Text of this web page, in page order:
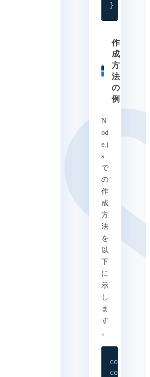
}
作
成
方
法
の
例
N
od
e.j
s
で
の
作
成
方
法
を
以
下
に
示
し
ま
す
。
const
const